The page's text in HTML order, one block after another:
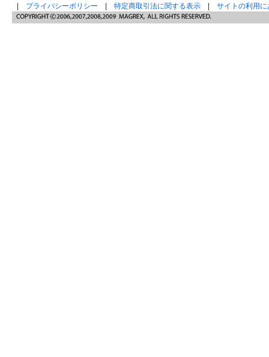
プライバシーポリシー 特定商取引法に関する表示 サイトの利用に